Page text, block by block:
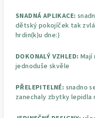
SNADNÁ APLIKACE:
dětský pokojíček tak
hrdin(k)u dne:)
DOKONALÝ VZHLED: Mají
jednoduše skvěle
PŘELEPITELNÉ: snadno
zanechaly zbytky